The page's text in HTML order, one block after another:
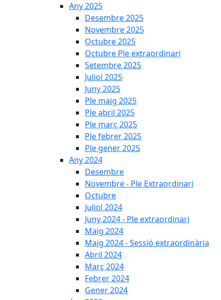
Any 2025
Desembre 2025
Novembre 2025
Octubre 2025
Octubre Ple extraordinari
Setembre 2025
Juliol 2025
Juny 2025
Ple maig 2025
Ple abril 2025
Ple març 2025
Ple febrer 2025
Ple gener 2025
Any 2024
Desembre
Novembre - Ple Extraordinari
Octubre
Juliol 2024
Juny 2024 - Ple extraordinari
Maig 2024
Maig 2024 - Sessió extraordinària
Abril 2024
Març 2024
Febrer 2024
Gener 2024